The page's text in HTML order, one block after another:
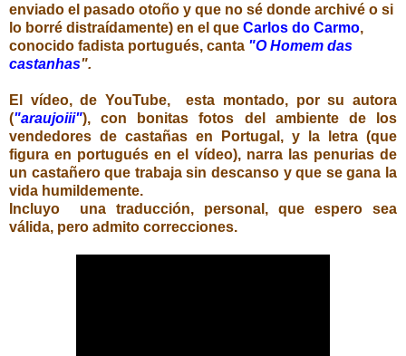
enviado el pasado otoño y que no sé donde archivé o si
lo borré distraídamente) en el que Carlos do Carmo,
conocido fadista portugués, canta "O Homem das
castanhas".
El vídeo, de YouTube, esta montado, por su autora
("araujoiii"), con bonitas fotos del ambiente de los
vendedores de castañas en Portugal, y la letra (que
figura en portugués en el vídeo), narra las penurias de
un castañero que trabaja sin descanso y que se gana la
vida humildemente.
Incluyo una traducción, personal, que espero sea
válida, pero admito correcciones.